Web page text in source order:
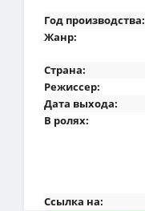
Год производства:
Жанр:
Страна:
Режиссер:
Дата выхода:
В ролях:
Ссылка на: